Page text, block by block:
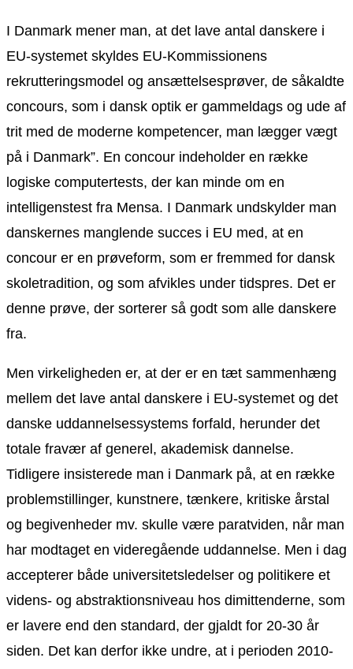
I Danmark mener man, at det lave antal danskere i
EU-systemet skyldes EU-Kommissionens
rekrutteringsmodel og ansættelsesprøver, de såkaldte
concours, som i dansk optik er gammeldags og ude af
trit med de moderne kompetencer, man lægger vægt
på i Danmark”. En concour indeholder en række
logiske computertests, der kan minde om en
intelligenstest fra Mensa. I Danmark undskylder man
danskernes manglende succes i EU med, at en
concour er en prøveform, som er fremmed for dansk
skoletradition, og som afvikles under tidspres. Det er
denne prøve, der sorterer så godt som alle danskere
fra.
Men virkeligheden er, at der er en tæt sammenhæng
mellem det lave antal danskere i EU-systemet og det
danske uddannelsessystems forfald, herunder det
totale fravær af generel, akademisk dannelse.
Tidligere insisterede man i Danmark på, at en række
problemstillinger, kunstnere, tænkere, kritiske årstal
og begivenheder mv. skulle være paratviden, når man
har modtaget en videregående uddannelse. Men i dag
accepterer både universitetsledelser og politikere et
videns- og abstraktionsniveau hos dimittenderne, som
er lavere end den standard, der gjaldt for 20-30 år
siden. Det kan derfor ikke undre, at i perioden 2010-